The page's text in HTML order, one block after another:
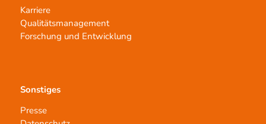
Karriere
Qualitätsmanagement
Forschung und Entwicklung
Sonstiges
Presse